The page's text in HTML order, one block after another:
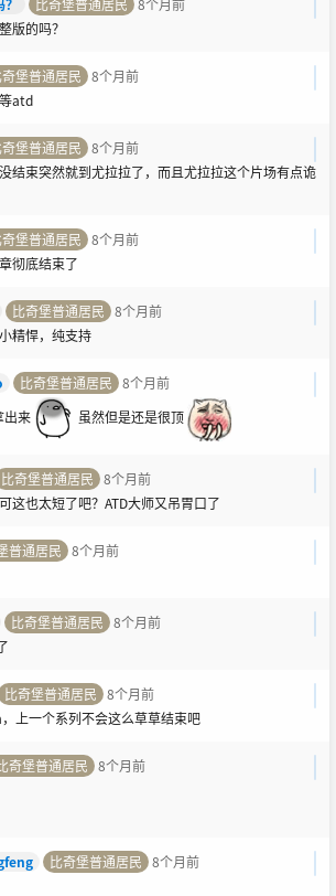
版的吗？
奇堡普通居民 8个月前
atd
奇堡普通居民 8个月前
结束突然就到尤拉拉了，而且尤拉拉这个片场有点诡
奇堡普通居民 8个月前
彻底结束了
比奇堡普通居民 8个月前
精悍，纯支持
比奇堡普通居民 8个月前
出来
虽然但是还是很顶
比奇堡普通居民 8个月前
这也太短了吧？ATD大师又吊胃口了
普通居民 8个月前
比奇堡普通居民 8个月前
比奇堡普通居民 8个月前
上一个系列不会这么草草结束吧
奇堡普通居民 8个月前
比奇堡普通居民 8个月前